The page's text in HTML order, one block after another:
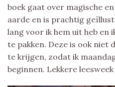
boek gaat over magische
aarde en is prachtig
lang voor ik hem uit heb en
te pakken. Deze is ook niet
te krijgen, zodat ik
beginnen. Lekkere